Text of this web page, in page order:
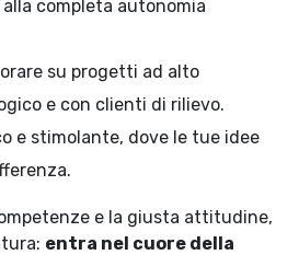
completa autonomia
su progetti ad alto
e con clienti di rilievo.
e stimolante, dove le tue idee
e la giusta attitudine,
entra nel cuore della